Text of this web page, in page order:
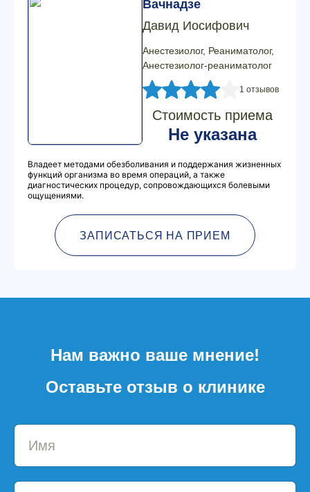
Вачнадзе
Давид Иосифович
Анестезиолог, Реаниматолог,
Анестезиолог-реаниматолог
1 отзывов
Стоимость приема
Не указана
Владеет методами обезболивания и поддержания жизненных
функций организма во время операций, а также
диагностических процедур, сопровождающихся болевыми
ощущениями.
ЗАПИСАТЬСЯ НА ПРИЕМ
Нам важно ваше мнение!
Оставьте отзыв о клинике